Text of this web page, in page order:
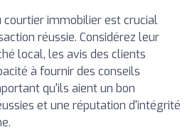
courtier immobilier est crucial
réussie. Considérez leur
local, les avis des clients
à fournir des conseils
qu'ils aient un bon
et une réputation d'intégrité